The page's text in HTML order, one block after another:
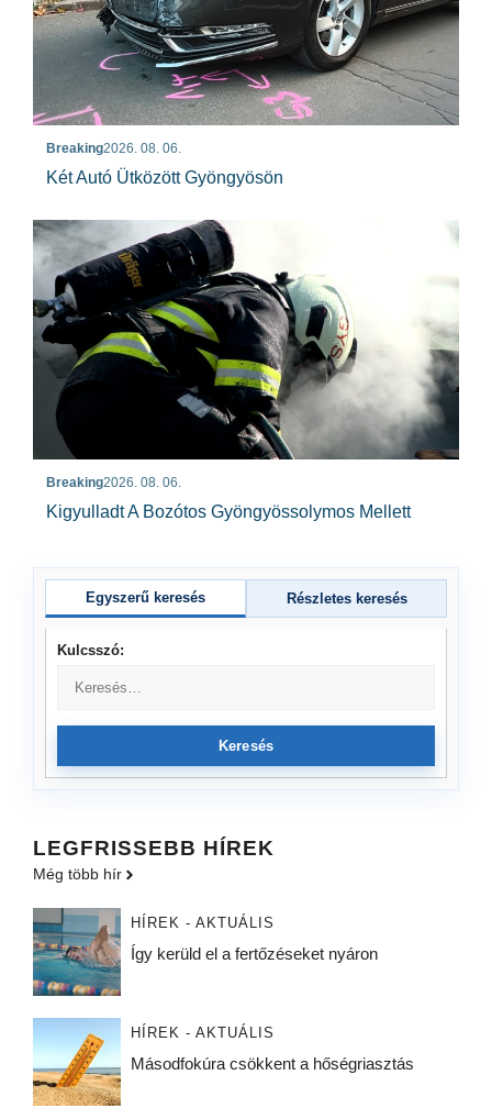
Breaking2026. 08. 06.
Két Autó Ütközött Gyöngyösön
Breaking2026. 08. 06.
Kigyulladt A Bozótos Gyöngyössolymos Mellett
Egyszerű keresés Részletes keresés
Kulcsszó:
Keresés
LEGFRISSEBB HÍREK
Még több hír
HÍREK - AKTUÁLIS
Így kerüld el a fertőzéseket nyáron
HÍREK - AKTUÁLIS
Másodfokúra csökkent a hőségriasztás